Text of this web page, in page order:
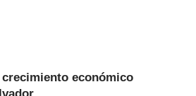
económico